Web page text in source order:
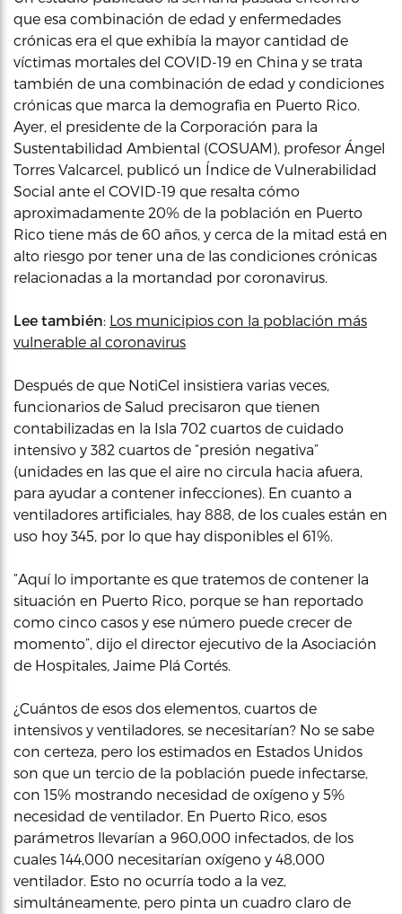
que esa combinación de edad y enfermedades
crónicas era el que exhibía la mayor cantidad de
víctimas mortales del COVID-19 en China y se trata
también de una combinación de edad y condiciones
crónicas que marca la demografia en Puerto Rico.
Ayer, el presidente de la Corporación para la
Sustentabilidad Ambiental (COSUAM), profesor Ángel
Torres Valcarcel, publicó un Índice de Vulnerabilidad
Social ante el COVID-19 que resalta cómo
aproximadamente 20% de la población en Puerto
Rico tiene más de 60 años, y cerca de la mitad está en
alto riesgo por tener una de las condiciones crónicas
relacionadas a la mortandad por coronavirus.
Lee también: Los municipios con la población más
vulnerable al coronavirus
Después de que NotiCel insistiera varias veces,
funcionarios de Salud precisaron que tienen
contabilizadas en la Isla 702 cuartos de cuidado
intensivo y 382 cuartos de “presión negativa”
(unidades en las que el aire no circula hacia afuera,
para ayudar a contener infecciones). En cuanto a
ventiladores artificiales, hay 888, de los cuales están en
uso hoy 345, por lo que hay disponibles el 61%.
“Aquí lo importante es que tratemos de contener la
situación en Puerto Rico, porque se han reportado
como cinco casos y ese número puede crecer de
momento”, dijo el director ejecutivo de la Asociación
de Hospitales, Jaime Plá Cortés.
¿Cuántos de esos dos elementos, cuartos de
intensivos y ventiladores, se necesitarían? No se sabe
con certeza, pero los estimados en Estados Unidos
son que un tercio de la población puede infectarse,
con 15% mostrando necesidad de oxígeno y 5%
necesidad de ventilador. En Puerto Rico, esos
parámetros llevarían a 960,000 infectados, de los
cuales 144,000 necesitarían oxígeno y 48,000
ventilador. Esto no ocurría todo a la vez,
simultáneamente, pero pinta un cuadro claro de